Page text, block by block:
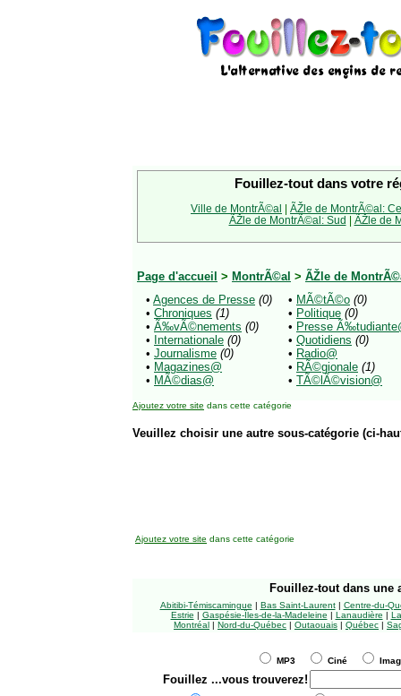
Fouillez-tout dans votre
Ville de MontrÃ©al | ÃŽle de MontrÃ©al:
ÃŽle de MontrÃ©al: Sud | ÃŽle de
Page d'accueil > MontrÃ©al > ÃŽle de
• Agences de Presse (0)
• Chroniques (1)
• Ã‰vÃ©nements (0)
• Internationale (0)
• Journalisme (0)
• Magazines@
• MÃ©dias@
• MÃ©tÃ©o (0)
• Politique (0)
• Presse
• Quotidiens (0)
• Radio@
• RÃ©gionale (1)
• TÃ©lÃ©vision@
Ajoutez votre site dans cette catégorie
Veuillez choisir une autre sous-catégorie (ci-
Ajoutez votre site dans cette catégorie
Fouillez-tout dans une
Abitibi-Témiscamingue | Bas Saint-Laurent| Centre-du-
Estrie | Gaspésie-Îles-de-la-Madeleine | Lanaudière |
Montréal | Nord-du-Québec | Outaouais | Québec |
MP3 Ciné
Fouillez ...vous trouverez!